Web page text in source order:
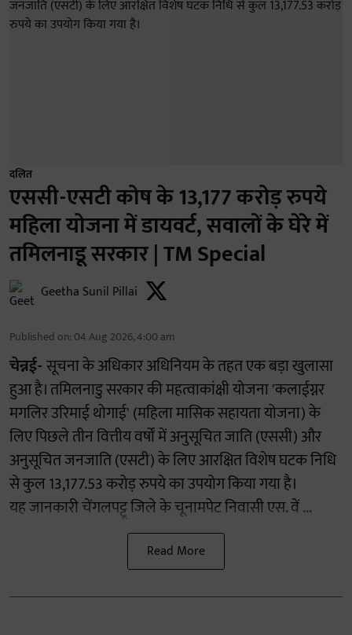
दलित
एससी-एसटी कोष के 13,177 करोड़ रुपये
महिला योजना में डायवर्ट, सवालों के घेरे में
तमिलनाडू सरकार | TM Special
Geetha Sunil Pillai
Published on: 04 Aug 2026, 4:00 am
चेन्नई-सूचना के अधिकार अधिनियम के तहत एक बड़ा खुलासा
हुआ है। तमिलनाडु सरकार की महत्वाकांक्षी योजना 'कलाईग्नर
मगलिर उरिमाई थोगाई' (महिला मासिक सहायता योजना) के
लिए पिछले तीन वित्तीय वर्षों में अनुसूचित जाति (एससी) और
अनुसूचित जनजाति (एसटी) के लिए आरक्षित विशेष घटक निधि
से कुल 13,177.53 करोड़ रुपये का उपयोग किया गया है।
यह जानकारी चेंगलपट्टू जिले के चूनामपेट निवासी एस. वें ...
Read More